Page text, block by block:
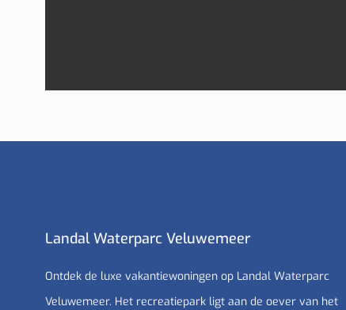
Landal Waterparc Veluwemeer
Ontdek de luxe vakantiewoningen op Landal Waterparc
Veluwemeer. Het recreatiepark ligt aan de oever van het